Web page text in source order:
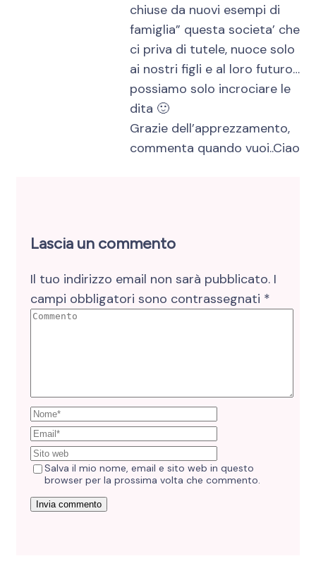
chiuse da nuovi esempi di
famiglia” questa societa’ che
ci priva di tutele, nuoce solo
ai nostri figli e al loro futuro…
possiamo solo incrociare le
dita 🙂
Grazie dell’apprezzamento,
commenta quando vuoi..Ciao
Lascia un commento
Il tuo indirizzo email non sarà pubblicato. I
campi obbligatori sono contrassegnati *
Salva il mio nome, email e sito web in questo
browser per la prossima volta che commento.